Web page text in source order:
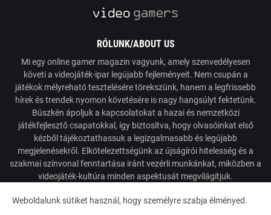
RÓLUNK/ABOUT US
Mi egy online gamer magazin vagyunk, amely szenvedélyesen
követi a videojáték-ipar legújabb fejleményeit. Nem csupán a
játékok mélyreható tesztelésére törekszünk, hanem a legfrissebb
hírek és trendek nyomon követésére is nagy hangsúlyt fektetünk.
Büszkén ápoljuk a kapcsolatokat a hazai és nemzetközi
játékfejlesztő csapatokkal, így biztosítva, hogy olvasóinkat első
kézből tájékoztathassuk a legizgalmasabb és legújabb
megjelenésekről. Elkötelezettségünk az újságírói hitelesség és a
szakmai színvonal fenntartása iránt vezérli munkánkat, miközben a
videojáték-kultúra minden aspektusát megvilágítjuk.
Weboldalunk sütiket használ, hogy személyre szabja élményed.